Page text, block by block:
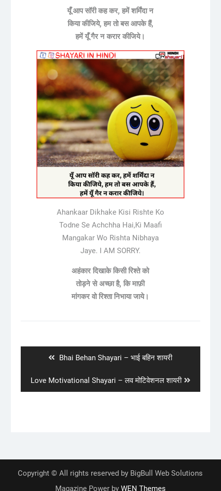
यूँ आप सॉरी कह कर, हमें शर्मिंदा न
किया कीजिये, हम तो बस आपके हैं,
हमें यूँ गैर न करार कीजिये।
Ahankaar Dikhake Kisi Rishte Ko
Todne Se Achchha Hai,Ki Maafi
Mangakar Wo Rishta Nibhaya
Jaye. I AM SORRY.
अहंकार दिखाके किसी रिश्ते को
तोड़ने से अच्छा है, कि माफ़ी
मांगकर वो रिश्ता निभाया जाये।
Previous
Bhai Behan Shayari – भाई बहिन शायरी
Next
post:
Love Motivational Shayari – लव मोटिवेशनल शायरी
Copyright © All rights reserved by BigBull Web Solutions
Magazine Power by WEN Themes